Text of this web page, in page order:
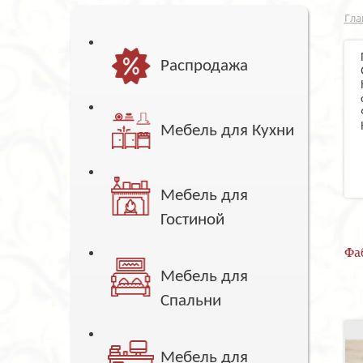
Распродажа
Мебель для Кухни
Мебель для
Гостиной
Мебель для
Спальни
Мебель для